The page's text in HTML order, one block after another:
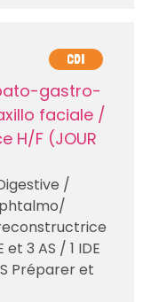
CDI
gastro-
faciale /
H/F (JOUR
/
3 AS / 1 IDE
Préparer et